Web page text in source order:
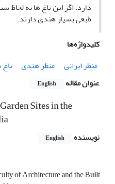
دارد. اگر این باغ ها به لحاظ
طبعی بسیار هندی دارند.
کلیدواژه‌ها
منظر ایرانی
منظر هندی
عنوان مقاله
English
Sites in the
نویسنده English
of Architecture and the Built